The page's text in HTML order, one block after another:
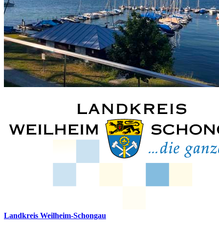
Landkreis Weilheim-Schongau